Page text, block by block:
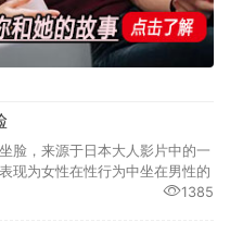
脸，来源于日本大人影片中的一
现为女性在性行为中坐在男性的
1385